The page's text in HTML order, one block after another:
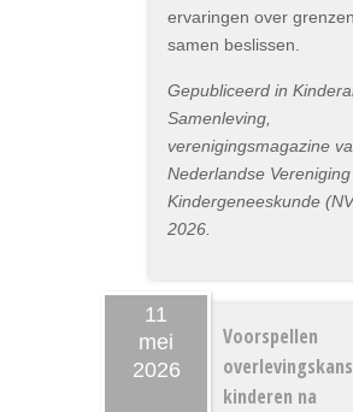
ervaringen over
samen beslissen.
Gepubliceerd in
Samenleving,
verenigingsmagazine
Nederlandse
Kindergeneeskunde
2026.
11
mei
2026
Voorspellen
kinderen na